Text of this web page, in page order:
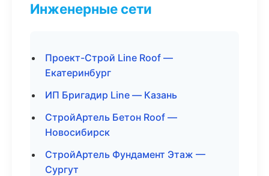
Инженерные сети
Проект-Строй Line Roof —
Екатеринбург
ИП Бригадир Line — Казань
СтройАртель Бетон Roof —
Новосибирск
СтройАртель Фундамент Этаж —
Сургут